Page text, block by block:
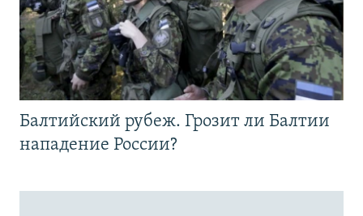
Балтийский рубеж. Грозит ли Балтии
нападение России?